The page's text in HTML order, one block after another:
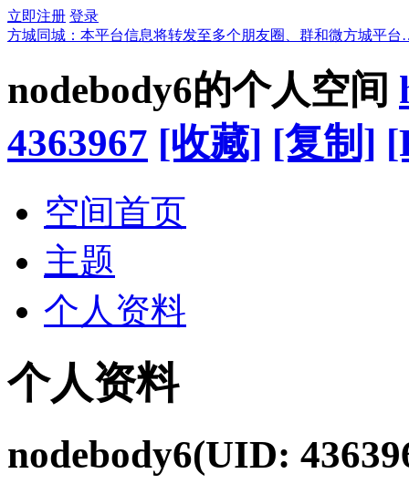
立即注册 登录
方城同城：本平台信息将转发至多个朋友圈、群和微方城平
nodebody6的个人空间
4363967 [收藏] [复制]
空间首页
主题
个人资料
个人资料
nodebody6(UID: